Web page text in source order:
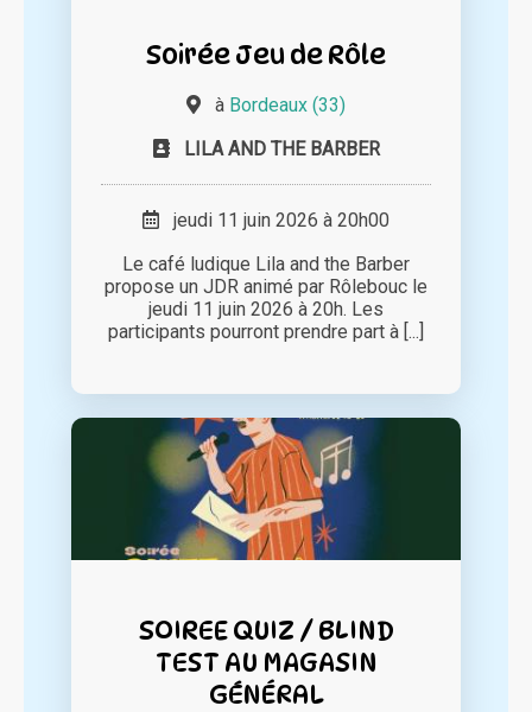
Soirée Jeu de Rôle
à Bordeaux (33)
LILA AND THE BARBER
jeudi 11 juin 2026 à 20h00
Le café ludique Lila and the Barber
propose un JDR animé par Rôlebouc le
jeudi 11 juin 2026 à 20h. Les
participants pourront prendre part à [...]
SOIREE QUIZ / BLIND
TEST AU MAGASIN
GÉNÉRAL